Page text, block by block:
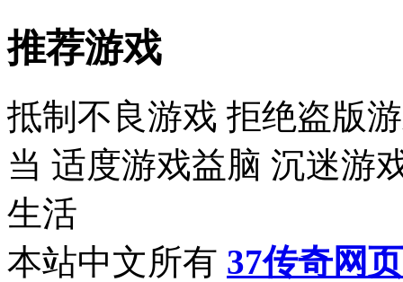
推荐游戏
抵制不良游戏 拒绝盗版
当 适度游戏益脑 沉迷游
生活
本站中文所有 37传奇网